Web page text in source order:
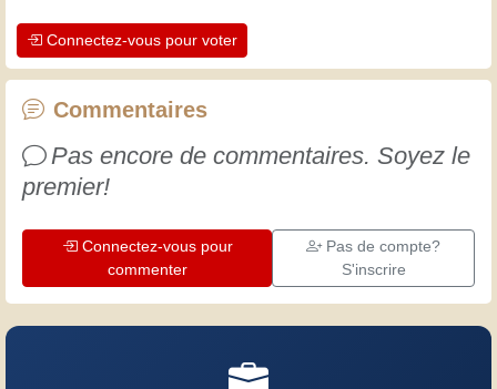
professionnels. Apprenons ensemble ;
chaque jour est une occasion de
progresser. Amusez-vous bien !
Connectez-vous pour voter
Commentaires
Pas encore de commentaires. Soyez le
premier!
Connectez-vous pour
commenter
Pas de compte?
S'inscrire